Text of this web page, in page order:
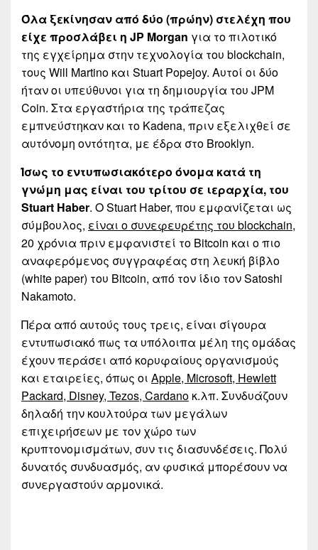
Όλα ξεκίνησαν από δύο (πρώην) στελέχη που
είχε προσλάβει η JP Morgan για το πιλοτικό
της εγχείρημα στην τεχνολογία του blockchain,
τους Will Martino και Stuart Popejoy. Αυτοί οι δύο
ήταν οι υπεύθυνοι για τη δημιουργία του JPM
Coin. Στα εργαστήρια της τράπεζας
εμπνεύστηκαν και το Kadena, πριν εξελιχθεί σε
αυτόνομη οντότητα, με έδρα στο Brooklyn.
Ίσως το εντυπωσιακότερο όνομα κατά τη
γνώμη μας είναι του τρίτου σε ιεραρχία, του
Stuart Haber. Ο Stuart Haber, που εμφανίζεται ως
σύμβουλος, είναι ο συνεφευρέτης του blockchain,
20 χρόνια πριν εμφανιστεί το Bitcoin και ο πιο
αναφερόμενος συγγραφέας στη λευκή βίβλο
(white paper) του Bitcoin, από τον ίδιο τον Satοshi
Nakamoto.
Πέρα από αυτούς τους τρεις, είναι σίγουρα
εντυπωσιακό πως τα υπόλοιπα μέλη της ομάδας
έχουν περάσει από κορυφαίους οργανισμούς
και εταιρείες, όπως οι Apple, Microsoft, Hewlett
Packard, Disney, Tezos, Cardano κ.λπ. Συνδυάζουν
δηλαδή την κουλτούρα των μεγάλων
επιχειρήσεων με τον χώρο των
κρυπτονομισμάτων, συν τις διασυνδέσεις. Πολύ
δυνατός συνδυασμός, αν φυσικά μπορέσουν να
συνεργαστούν αρμονικά.